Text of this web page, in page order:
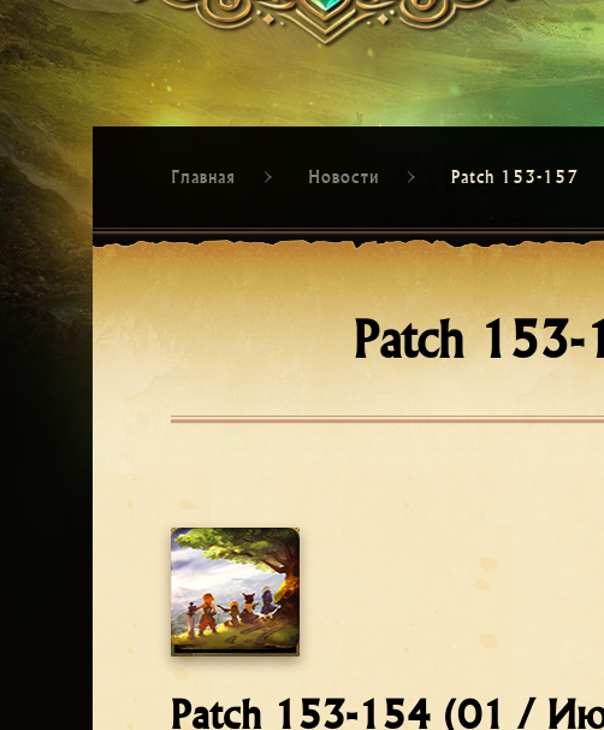
Главная Новости Patch 153-157
Patch
Patch 153-154 (01 /